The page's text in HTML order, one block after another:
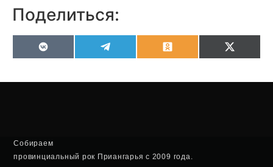
Поделиться:
VK OdnoklassnikiX
Собираем
провинциальный рок Приангарья с 2009 года.